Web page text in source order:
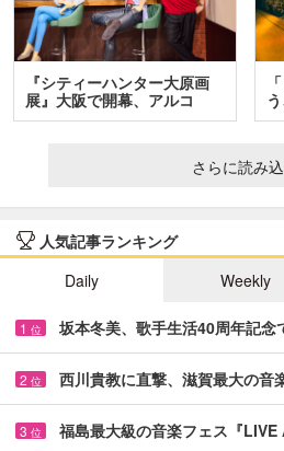
『シティーハンター大原画
展』大阪で開幕、アルコ
＆…
さらに読み
人気記事ランキング
Daily
Weekly
1 位 坂本冬美、歌手生活40周年記
2 位 西川貴教に直撃、滋賀最大の
3 位 福島最大級の音楽フェス『